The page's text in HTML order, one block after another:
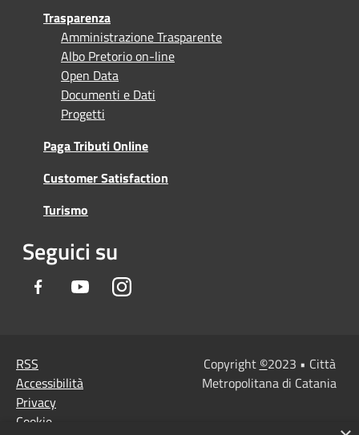
Trasparenza
Amministrazione Trasparente
Albo Pretorio on-line
Open Data
Documenti e Dati
Progetti
Paga Tributi Online
Customer Satisfaction
Turismo
Seguici su
Facebook YoutubeInstagram
RSS
Accessibilità
Privacy
Cookie
Copyright ©2023 • Città
Metropolitana di Catania